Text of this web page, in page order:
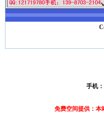
手机
免费空间提供：本